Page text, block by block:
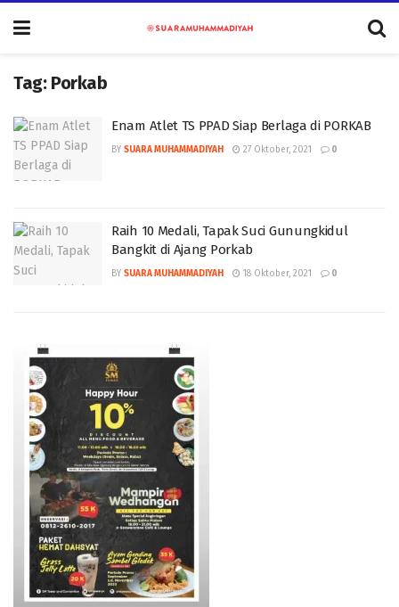
Tag: Porkab
Enam Atlet TS PPAD Siap Berlaga di PORKAB
BY SUARA MUHAMMADIYAH 27 Oktober, 2021 0
Raih 10 Medali, Tapak Suci Gunungkidul
Bangkit di Ajang Porkab
BY SUARA MUHAMMADIYAH 18 Oktober, 2021 0